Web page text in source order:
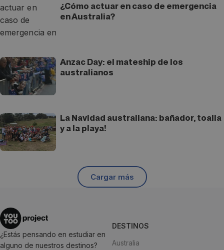
¿Cómo actuar en caso de emergencia
en Australia?
Anzac Day: el mateship de los
australianos
La Navidad australiana: bañador, toalla
y a la playa!
Cargar más
¿Estás pensando en estudiar en
alguno de nuestros destinos?
DESTINOS
Australia